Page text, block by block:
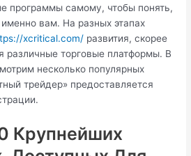
программы самому, чтобы понять,
именно вам. На разных этапах
xcritical.com/ развития, скорее
различные торговые платформы. В
несколько популярных
трейдер» предоставляется
Крупнейших